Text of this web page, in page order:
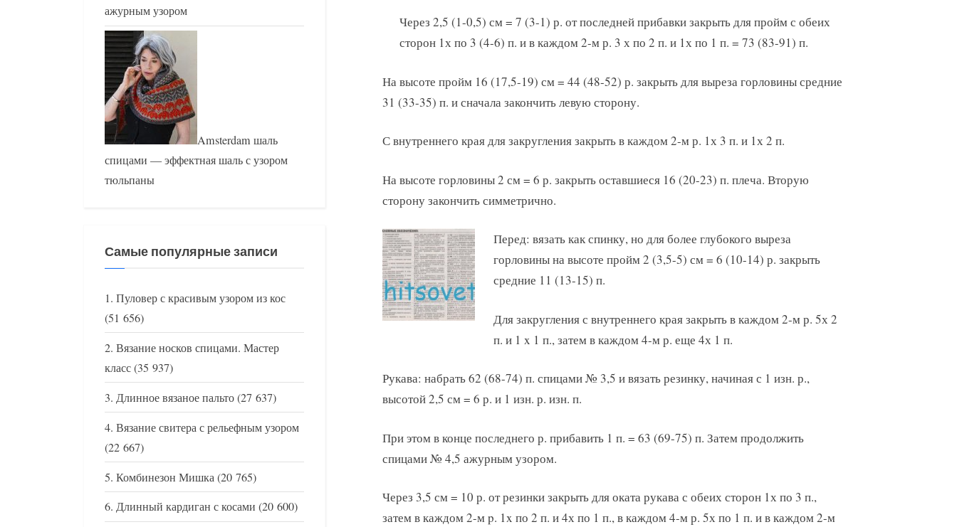
Через 2,5 (1-0,5) см = 7 (3-1) р. от последней прибавки закрыть для пройм с обеих
сторон 1х по 3 (4-6) п. и в каждом 2-м р. 3 х по 2 п. и 1х по 1 п. = 73 (83-91) п.
На высоте пройм 16 (17,5-19) см = 44 (48-52) р. закрыть для выреза горловины средние
31 (33-35) п. и сначала закончить левую сторону.
С внутреннего края для закругления закрыть в каждом 2-м р. 1х 3 п. и 1х 2 п.
На высоте горловины 2 см = 6 р. закрыть оставшиеся 16 (20-23) п. плеча. Вторую
сторону закончить симметрично.
Перед: вязать как спинку, но для более глубокого выреза
горловины на высоте пройм 2 (3,5-5) см = 6 (10-14) р. закрыть
средние 11 (13-15) п.
Для закругления с внутреннего края закрыть в каждом 2-м р. 5х 2
п. и 1 x 1 п., затем в каждом 4-м р. еще 4х 1 п.
Рукава: набрать 62 (68-74) п. спицами № 3,5 и вязать резинку, начиная с 1 изн. р.,
высотой 2,5 см = 6 р. и 1 изн. р. изн. п.
При этом в конце последнего р. прибавить 1 п. = 63 (69-75) п. Затем продолжить
спицами № 4,5 ажурным узором.
Через 3,5 см = 10 р. от резинки закрыть для оката рукава с обеих сторон 1х по 3 п.,
затем в каждом 2-м p. 1x по 2 п. и 4х по 1 п., в каждом 4-м р. 5х по 1 п. и в каждом 2-м
ажурным узором
Amsterdam шаль
спицами — эффектная шаль с узором
тюльпаны
Самые популярные записи
Пуловер с красивым узором из кос
(51 656)
Вязание носков спицами. Мастер
класс(35 937)
Длинное вязаное пальто(27 637)
Вязание свитера с рельефным узором
(22 667)
Комбинезон Мишка(20 765)
Длинный кардиган с косами (20 600)